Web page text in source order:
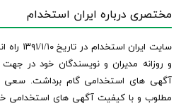
مختصری درباره ایران استخدام
سایت
و روزانه مدیران و نویسندگان خود در
آگهی های استخدامی گام برداشت. سعی
مطلوب و با کیفیت آگهی های استخدامی